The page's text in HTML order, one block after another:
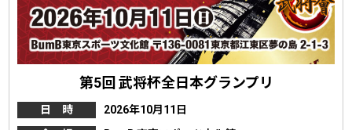
第5回 武将杯全日本グランプリ
日 時
2026年10月11日